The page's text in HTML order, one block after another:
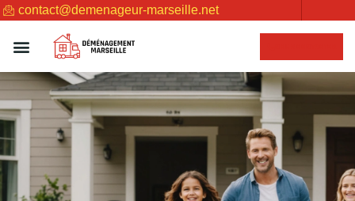
contact@demenageur-marseille.net